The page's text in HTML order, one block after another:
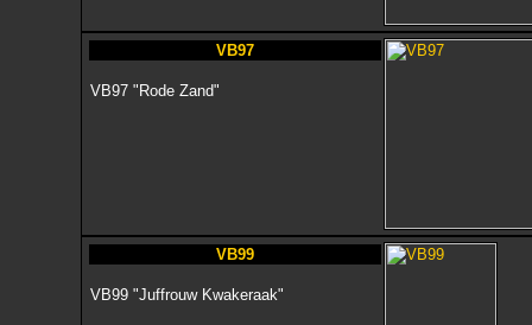
VB97
VB97 "Rode Zand"
VB99
VB99 "Juffrouw Kwakeraak"